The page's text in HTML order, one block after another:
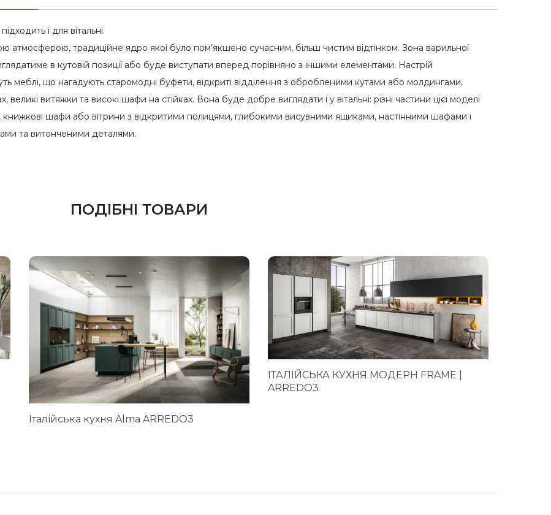
і для вітальні.
атмосферою, традиційне ядро якої було пом’якшено сучасним, більш чистим відтінком. Зона варильної
в кутовій позиції або буде виступати вперед порівняно з іншими елементами. Настрій
меблі, що нагадують старомодні буфети, відкриті відділення з обробленими кутами або молдингами,
витяжки та високі шафи на стійках. Вона буде добре виглядати і у вітальні: різні частини цієї моделі
книжкові шафи або вітрини з відкритими полицями, глибокими висувними ящиками, настінними шафами і
та витонченими деталями.
ПОДІБНІ ТОВАРИ
Італійська кухня Alma ARREDO3
ІТАЛІЙСЬКА КУХНЯ МОДЕРН FRAME |
ARREDO3